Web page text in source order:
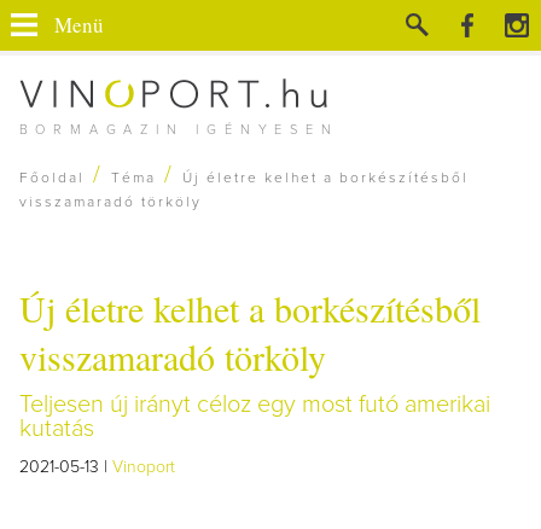
BORMAGAZIN IGÉNYESEN
Menü
Főoldal / Téma /
Új életre kelhet a borkészítésből
visszamaradó törköly
Új életre kelhet a borkészítésből
visszamaradó törköly
Teljesen új irányt céloz egy most futó amerikai
kutatás
2021-05-13 | Vinoport